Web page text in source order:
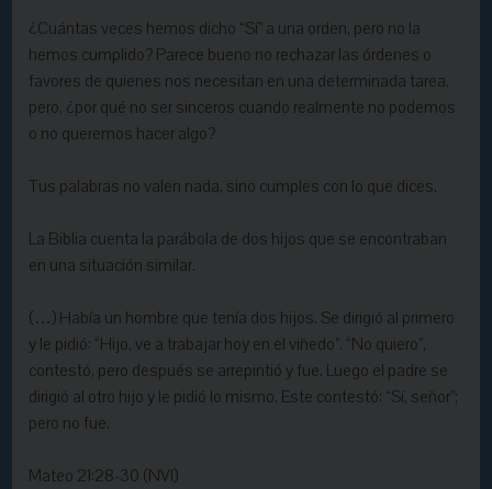
¿Cuántas veces hemos dicho “Sí” a una orden, pero no la
hemos cumplido? Parece bueno no rechazar las órdenes o
favores de quienes nos necesitan en una determinada tarea,
pero, ¿por qué no ser sinceros cuando realmente no podemos
o no queremos hacer algo?
Tus palabras no valen nada, sino cumples con lo que dices.
La Biblia cuenta la parábola de dos hijos que se encontraban
en una situación similar.
(…) Había un hombre que tenía dos hijos. Se dirigió al primero
y le pidió: “Hijo, ve a trabajar hoy en el viñedo”. “No quiero”,
contestó, pero después se arrepintió y fue. Luego el padre se
dirigió al otro hijo y le pidió lo mismo. Este contestó: “Sí, señor”;
pero no fue.
Mateo 21:28-30 (NVI)